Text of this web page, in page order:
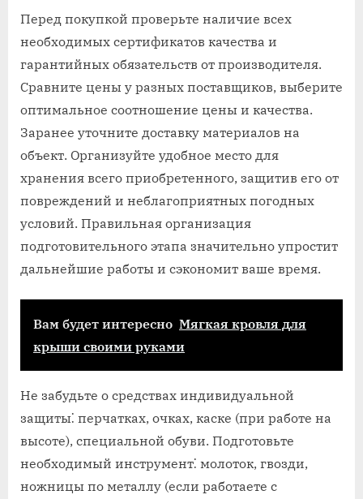
Перед покупкой проверьте наличие всех
необходимых сертификатов качества и
гарантийных обязательств от производителя.
Сравните цены у разных поставщиков, выберите
оптимальное соотношение цены и качества.
Заранее уточните доставку материалов на
объект. Организуйте удобное место для
хранения всего приобретенного, защитив его от
повреждений и неблагоприятных погодных
условий. Правильная организация
подготовительного этапа значительно упростит
дальнейшие работы и сэкономит ваше время.
Вам будет интересно Мягкая кровля для
крыши своими руками
Не забудьте о средствах индивидуальной
защиты⁚ перчатках, очках, каске (при работе на
высоте), специальной обуви. Подготовьте
необходимый инструмент⁚ молоток, гвозди,
ножницы по металлу (если работаете с